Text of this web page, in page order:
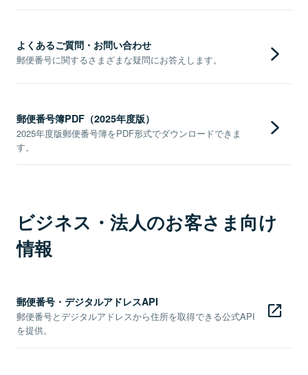
よくあるご質問・お問い合わせ
郵便番号に関するさまざまな疑問にお答えします。
郵便番号簿PDF（2025年度版）
2025年度版郵便番号簿をPDF形式でダウンロードできま
す。
ビジネス・法人のお客さま向け
情報
郵便番号・デジタルアドレスAPI
郵便番号とデジタルアドレスから住所を取得できる公式API
を提供。